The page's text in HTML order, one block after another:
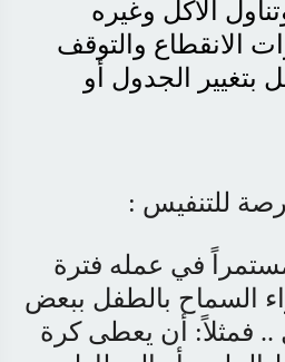
الأكل وغيره
الانقطاع والتوقف
بتغيير الجدول أو
في عمله فترة
السماح بالطفل ببعض
.. فمثلاً: أن يعطى كرة